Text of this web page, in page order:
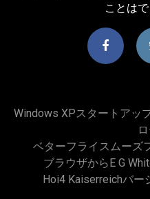
ことはで
Windows XPスタートアッ
ベターフライスムーズ
ブラウザからe G
Hoi4 Kaiserreichバー